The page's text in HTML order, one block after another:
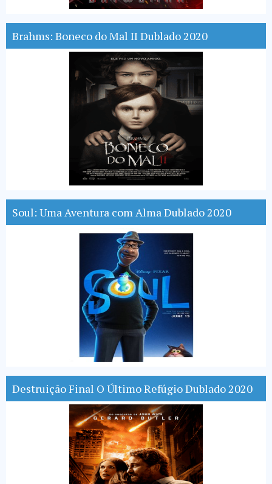
Brahms: Boneco do Mal II Dublado 2020
Soul: Uma Aventura com Alma Dublado 2020
Destruição Final O Último Refúgio Dublado 2020